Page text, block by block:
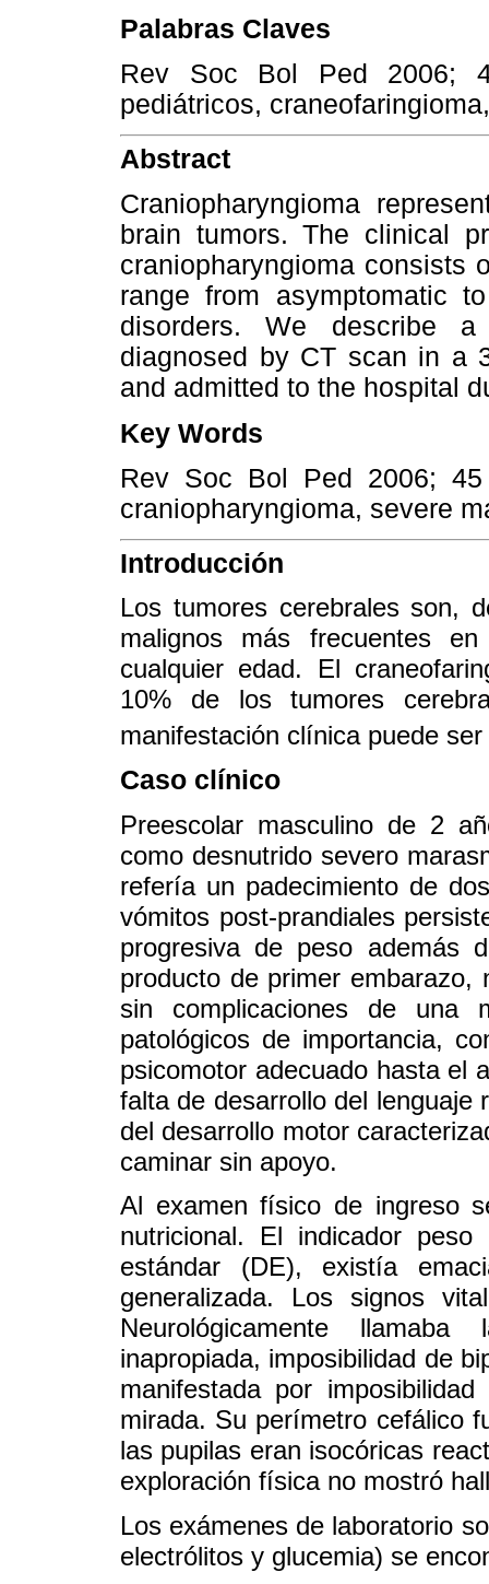
Palabras Claves
Rev Soc Bol Ped 2006;
pediátricos,
Abstract
Craniopharyngioma
brain tumors. The clinical
craniopharyngioma consists
range from asymptomatic
disorders. We describe
diagnosed by CT scan in a
and admitted to the hospital
Key Words
Rev Soc Bol Ped 2006;
craniopharyngioma, severe
Introducción
Los tumores cerebrales son,
malignos más frecuentes
cualquier edad. El
10% de los tumores
manifestación clínica puede
Caso clínico
Preescolar masculino de 2
como desnutrido severo
refería un padecimiento de
vómitos post-prandiales
progresiva de peso además
producto de primer embarazo,
sin complicaciones de una
patológicos de importancia,
psicomotor adecuado hasta el
falta de desarrollo del lenguaje
del desarrollo motor
caminar sin apoyo.
Al examen físico de ingreso
nutricional. El indicador
estándar (DE), existía
generalizada. Los signos
Neurológicamente
inapropiada, imposibilidad de
manifestada por
mirada. Su perímetro cefálico
las pupilas eran isocóricas
exploración física no mostró
Los exámenes de laboratorio
electrólitos y glucemia) se